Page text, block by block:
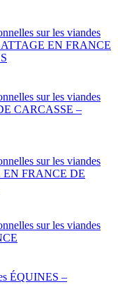
sur les viandes
EN FRANCE
sur les viandes
CARCASSE –
sur les viandes
FRANCE DE
sur les viandes
ÉQUINES –